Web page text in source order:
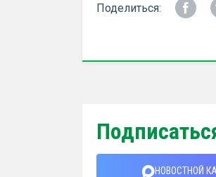
Поделиться:
НОВОСТНОЙ